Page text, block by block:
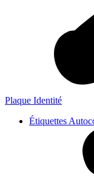
Plaque Identité
Étiquettes